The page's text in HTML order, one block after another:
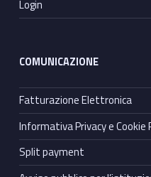
Login
COMUNICAZIONE
Fatturazione Elettronica
Informativa Privacy e Cookie
Split payment